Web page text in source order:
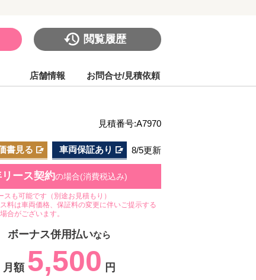
閲覧履歴
店舗情報 お問合せ/見積依頼
見積番号:A7970
書見る 車両保証あり 8/5更新
ース契約の場合(消費税込み)
も可能です（別途お見積もり）
料は車両価格、保証料の変更に伴いご提示する
合がございます。
ボーナス併用払いなら
月額 5,500 円